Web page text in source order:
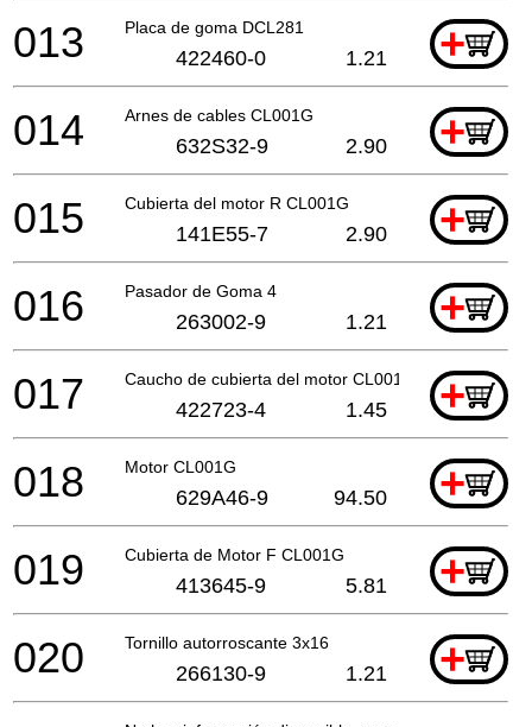
Placa de goma DCL281 +
013 422460-0 1.21
Arnes de cables CL001G +
014 632S32-9 2.90
Cubierta del motor R CL001G +
015 141E55-7 2.90
Pasador de Goma 4 +
016 263002-9 1.21
Caucho de cubierta del motor CL001G +
017 422723-4 1.45
Motor CL001G +
018 629A46-9 94.50
Cubierta de Motor F CL001G +
019 413645-9 5.81
Tornillo autorroscante 3x16 +
020 266130-9 1.21